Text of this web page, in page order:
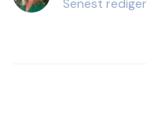
Senest